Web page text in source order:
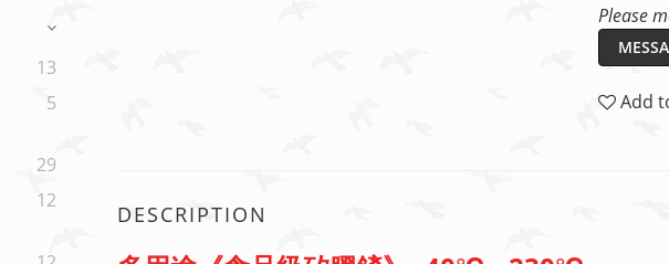
13
5
29
12
Please
Add
DESCRIPTION